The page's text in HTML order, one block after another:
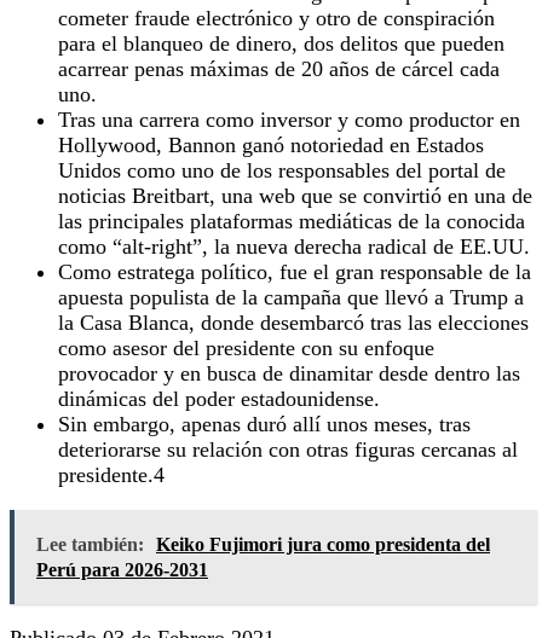
cometer fraude electrónico y otro de conspiración
para el blanqueo de dinero, dos delitos que pueden
acarrear penas máximas de 20 años de cárcel cada
uno.
Tras una carrera como inversor y como productor en
Hollywood, Bannon ganó notoriedad en Estados
Unidos como uno de los responsables del portal de
noticias Breitbart, una web que se convirtió en una de
las principales plataformas mediáticas de la conocida
como “alt-right”, la nueva derecha radical de EE.UU.
Como estratega político, fue el gran responsable de la
apuesta populista de la campaña que llevó a Trump a
la Casa Blanca, donde desembarcó tras las elecciones
como asesor del presidente con su enfoque
provocador y en busca de dinamitar desde dentro las
dinámicas del poder estadounidense.
Sin embargo, apenas duró allí unos meses, tras
deteriorarse su relación con otras figuras cercanas al
presidente.4
Lee también:
Keiko Fujimori jura como presidenta del
Perú para 2026-2031